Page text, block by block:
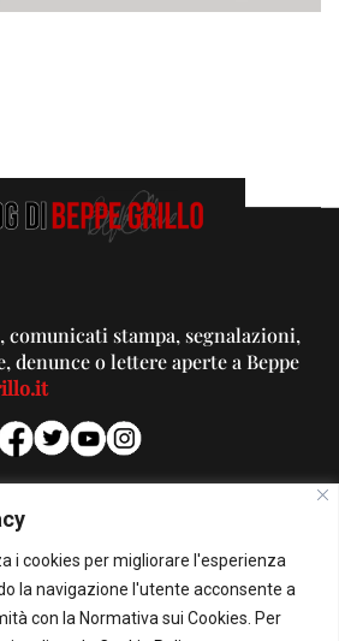
i cookies per migliorare l'esperienza
la navigazione l'utente acconsente a
con la Normativa sui Cookies. Per
comunicati stampa, segnalazioni,
o lettere aperte a Beppe
PUBBLICITA'
Per la tua pubblicità su questo Blog:
pubblicita@beppegrillo.it
POLICY PRIVACY POLICY CONTATTI